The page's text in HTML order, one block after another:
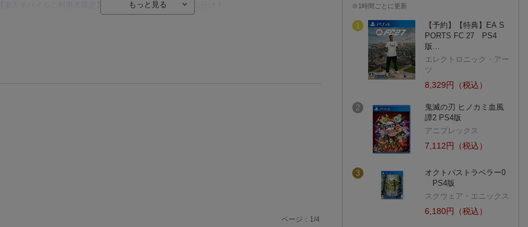
【楽天モバイルご利用者限定】条件達成で100万ポイント山分け！
ページ： 1 /4
※1時間ごとに更新
1
【予約】【特典】EA S
PORTS FC 27 PS4
版…
エレクトロニック・アー
ツ
8,329円（税込）
2
鬼滅の刃 ヒノカミ血風
譚2 PS4版
アニプレックス
7,112円（税込）
3
オクトパストラベラー0
PS4版
スクウェア・エニックス
6,180円（税込）